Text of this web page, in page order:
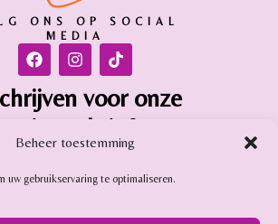
Beheer toestemming
uw gebruikservaring te optimaliseren.
ONS OP SOCIAL
MEDIA
voor onze
nieuwsbrief